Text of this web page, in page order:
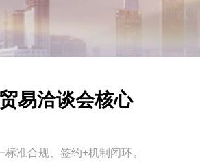
易洽谈会核心
准合规、签约+机制闭环。